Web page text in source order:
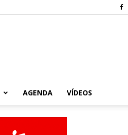
AGENDA VÍDEOS